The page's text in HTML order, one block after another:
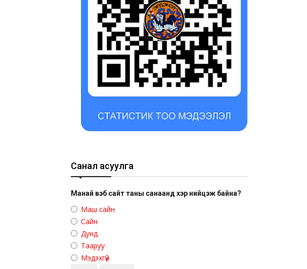
Санал асуулга
Манай вэб сайт таны санаанд хэр нийцэж байна?
Маш сайн
Сайн
Дунд
Тааруу
Мэдэхгүй